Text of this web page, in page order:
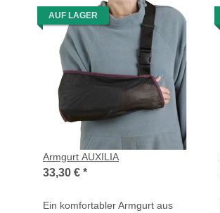
AUF LAGER
Armgurt AUXILIA
33,30 € *
Ein komfortabler Armgurt aus